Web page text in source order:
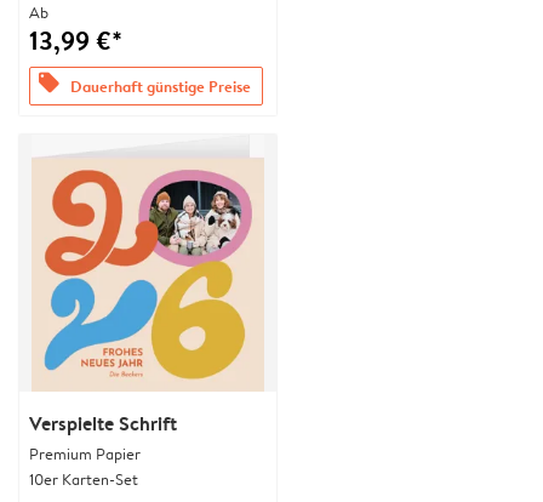
Ab
13,99 €*
offers Dauerhaft günstige Preise
Verspielte Schrift
Premium Papier
10er Karten-Set